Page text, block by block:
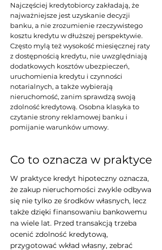
Najczęściej kredytobiorcy zakładają, że
najważniejsze jest uzyskanie decyzji
banku, a nie zrozumienie rzeczywistego
kosztu kredytu w dłuższej perspektywie.
Często mylą też wysokość miesięcznej raty
z dostępnością kredytu, nie uwzględniają
dodatkowych kosztów ubezpieczeń,
uruchomienia kredytu i czynności
notarialnych, a także wybierają
nieruchomość, zanim sprawdzą swoją
zdolność kredytową. Osobna klasyka to
czytanie strony reklamowej banku i
pomijanie warunków umowy.
Co to oznacza w praktyce
W praktyce kredyt hipoteczny oznacza,
że zakup nieruchomości zwykle odbywa
się nie tylko ze środków własnych, lecz
także dzięki finansowaniu bankowemu
na wiele lat. Przed transakcją trzeba
ocenić zdolność kredytową,
przygotować wkład własny, zebrać